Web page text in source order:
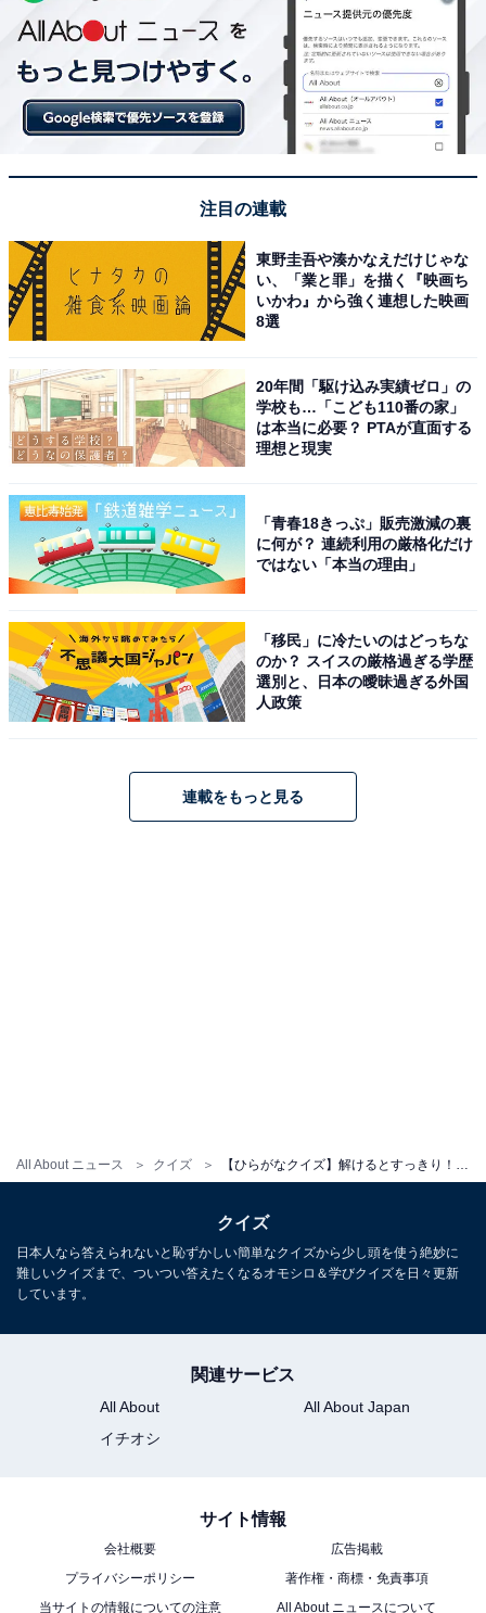
All About ニュース クイズ
注目の連載
東野圭吾や湊かなえだけじゃな
い、「業と罪」を描く『映画ち
いかわ』から強く連想した映画
8選
20年間「駆け込み実績ゼロ」の
学校も…「こども110番の家」
は本当に必要？ PTAが直面する
理想と現実
「青春18きっぷ」販売激減の裏
に何が？ 連続利用の厳格化だけ
ではない「本当の理由」
「移民」に冷たいのはどっちな
のか？ スイスの厳格過ぎる学歴
選別と、日本の曖昧過ぎる外国
人政策
連載をもっと見る
クイズ
日本人なら答えられないと恥ずかしい簡単なクイズから少し頭を使う絶妙に
難しいクイズまで、ついつい答えたくなるオモシロ＆学びクイズを日々更新
しています。
関連サービス
All About
All About Japan
イチオシ
サイト情報
会社概要
広告掲載
プライバシーポリシー
著作権・商標・免責事項
当サイトの情報についての注意
All About ニュースについて